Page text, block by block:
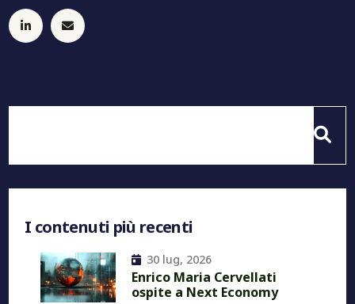
I contenuti più recenti
30 lug, 2026
Enrico Maria Cervellati
ospite a Next Economy